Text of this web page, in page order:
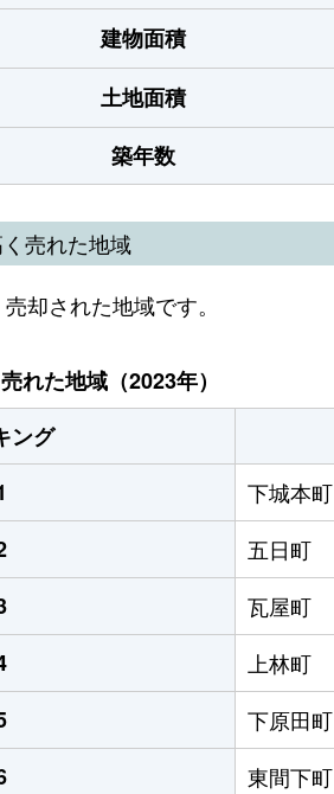
建物面積
土地面積
築年数
売れた地域
却された地域です。
れた地域（2023年）
ング
下城本町
五日町
瓦屋町
上林町
下原田町
東間下町